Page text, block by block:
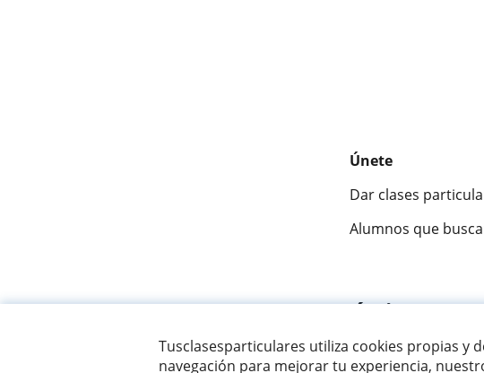
Tusclasesparticulares utiliza cookies propias y
navegación para mejorar tu experiencia,
Únete
Dar clases
Alumnos que
Fantástica 9,5/